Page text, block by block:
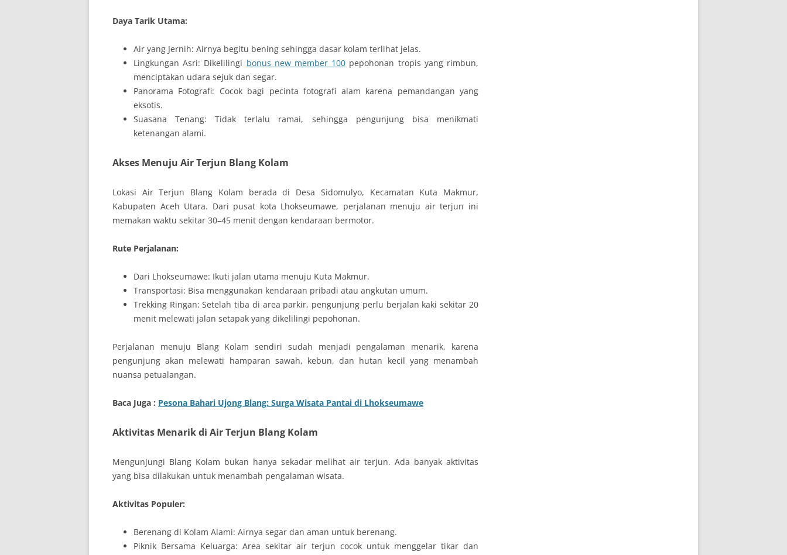
Daya Tarik Utama:
Air yang Jernih: Airnya begitu bening sehingga dasar kolam terlihat jelas.
Lingkungan Asri: Dikelilingi bonus new member 100 pepohonan tropis yang rimbun,
menciptakan udara sejuk dan segar.
Panorama Fotografi: Cocok bagi pecinta fotografi alam karena pemandangan yang
eksotis.
Suasana Tenang: Tidak terlalu ramai, sehingga pengunjung bisa menikmati
ketenangan alami.
Akses Menuju Air Terjun Blang Kolam
Lokasi Air Terjun Blang Kolam berada di Desa Sidomulyo, Kecamatan Kuta Makmur,
Kabupaten Aceh Utara. Dari pusat kota Lhokseumawe, perjalanan menuju air terjun ini
memakan waktu sekitar 30–45 menit dengan kendaraan bermotor.
Rute Perjalanan:
Dari Lhokseumawe: Ikuti jalan utama menuju Kuta Makmur.
Transportasi: Bisa menggunakan kendaraan pribadi atau angkutan umum.
Trekking Ringan: Setelah tiba di area parkir, pengunjung perlu berjalan kaki sekitar 20
menit melewati jalan setapak yang dikelilingi pepohonan.
Perjalanan menuju Blang Kolam sendiri sudah menjadi pengalaman menarik, karena
pengunjung akan melewati hamparan sawah, kebun, dan hutan kecil yang menambah
nuansa petualangan.
Baca Juga : Pesona Bahari Ujong Blang: Surga Wisata Pantai di Lhokseumawe
Aktivitas Menarik di Air Terjun Blang Kolam
Mengunjungi Blang Kolam bukan hanya sekadar melihat air terjun. Ada banyak aktivitas
yang bisa dilakukan untuk menambah pengalaman wisata.
Aktivitas Populer:
Berenang di Kolam Alami: Airnya segar dan aman untuk berenang.
Piknik Bersama Keluarga: Area sekitar air terjun cocok untuk menggelar tikar dan